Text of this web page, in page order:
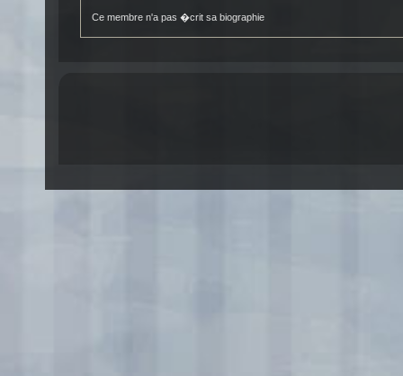
Ce membre n'a pas �crit sa biographie